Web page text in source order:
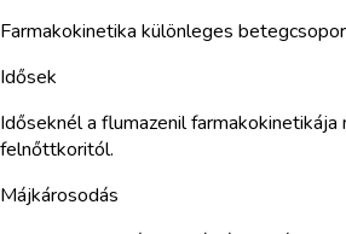
Farmakokinetika különleges
Idősek
Időseknél a flumazenil farmakokinetikája
felnőttkoritól.
Májkárosodás